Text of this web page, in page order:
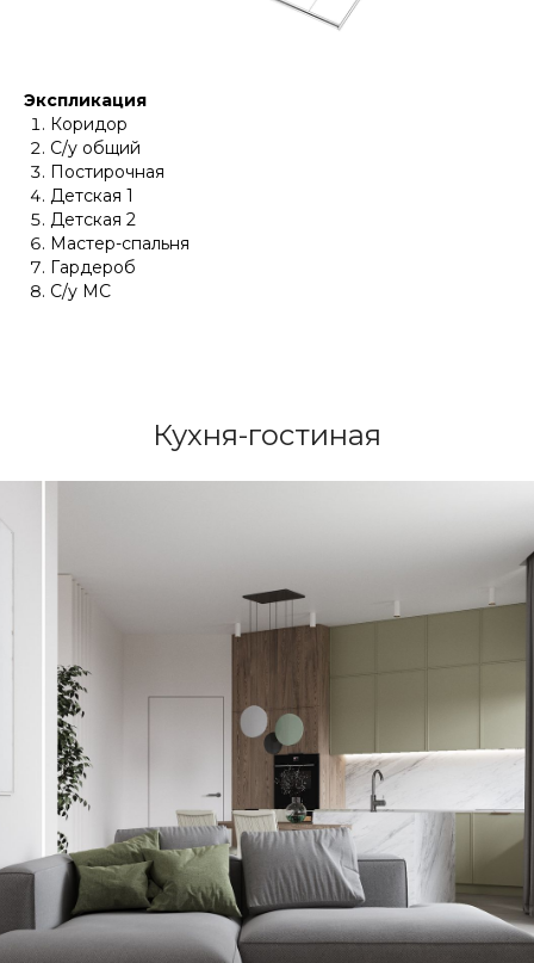
Экспликация
Коридор
С/у общий
Постирочная
Детская 1
Детская 2
Мастер-спальня
Гардероб
С/у МС
Кухня-гостиная